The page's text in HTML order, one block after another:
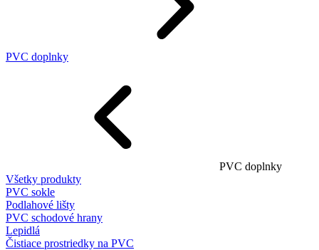
PVC doplnky
PVC doplnky
Všetky produkty
PVC sokle
Podlahové lišty
PVC schodové hrany
Lepidlá
Čistiace prostriedky na PVC